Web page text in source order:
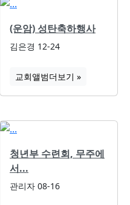
(운암) 성탄축하행사
김은경 12-24
교회앨범더보기 »
청년부 수련회, 무주에
서...
관리자 08-16